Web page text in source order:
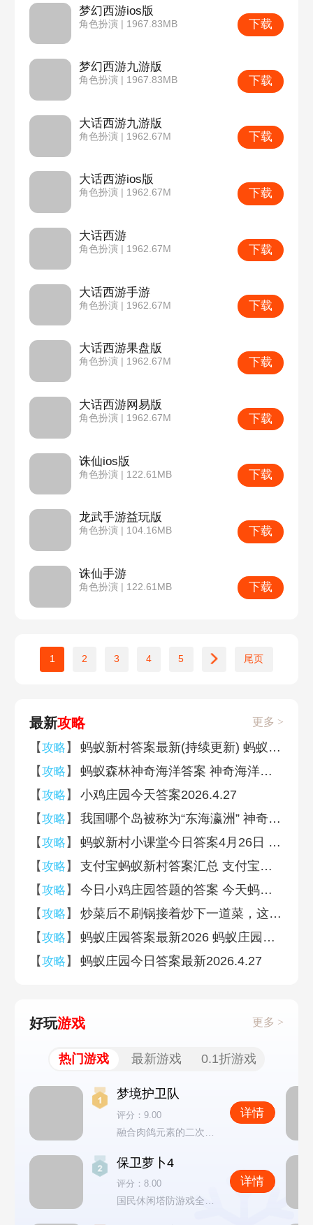
梦幻西游ios版
角色扮演 | 1967.83MB 下载
梦幻西游九游版
角色扮演 | 1967.83MB 下载
大话西游九游版
角色扮演 | 1962.67M 下载
大话西游ios版
角色扮演 | 1962.67M 下载
大话西游
角色扮演 | 1962.67M 下载
大话西游手游
角色扮演 | 1962.67M 下载
大话西游果盘版
角色扮演 | 1962.67M 下载
大话西游网易版
角色扮演 | 1962.67M 下载
诛仙ios版
角色扮演 | 122.61MB 下载
龙武手游益玩版
角色扮演 | 104.16MB 下载
诛仙手游
角色扮演 | 122.61MB 下载
1 2 3 4 5 尾页
最新攻略 更多 >
【攻略 】
蚂蚁新村答案最新(持续更新) 蚂蚁新村答案今日答题答案
【攻略 】
蚂蚁森林神奇海洋答案 神奇海洋今日答案最新
【攻略 】
小鸡庄园今天答案2026.4.27
【攻略 】
我国哪个岛被称为“东海瀛洲” 神奇海洋4月26日答案
【攻略 】
蚂蚁新村小课堂今日答案4月26日 在中国古代传说中发明养蚕缫丝技术的是
【攻略 】
支付宝蚂蚁新村答案汇总 支付宝蚂蚁新村答案大全
【攻略 】
今日小鸡庄园答题的答案 今天蚂蚁庄园答案汇总
【攻略 】
炒菜后不刷锅接着炒下一道菜，这种做法 蚂蚁庄园今日答案4月27日
【攻略 】
蚂蚁庄园答案最新2026 蚂蚁庄园答案最新版(今日已更新)
【攻略 】 蚂蚁庄园今日答案最新2026.4.27
好玩游戏 更多 >
热门游戏 最新游戏 0.1折游戏
梦境护卫队
评分：9.00 详情
保卫萝卜4
评分：8.00
国民休闲塔防游戏全新续作
详情